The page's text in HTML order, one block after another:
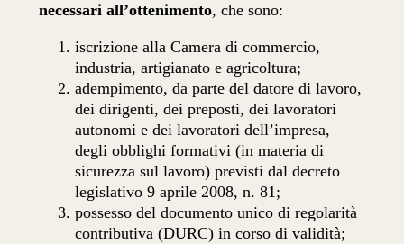
necessari all’ottenimento, che sono:
iscrizione alla Camera di commercio,
industria, artigianato e agricoltura;
adempimento, da parte del datore di lavoro,
dei dirigenti, dei preposti, dei lavoratori
autonomi e dei lavoratori dell’impresa,
degli obblighi formativi (in materia di
sicurezza sul lavoro) previsti dal decreto
legislativo 9 aprile 2008, n. 81;
possesso del documento unico di regolarità
contributiva (DURC) in corso di validità;